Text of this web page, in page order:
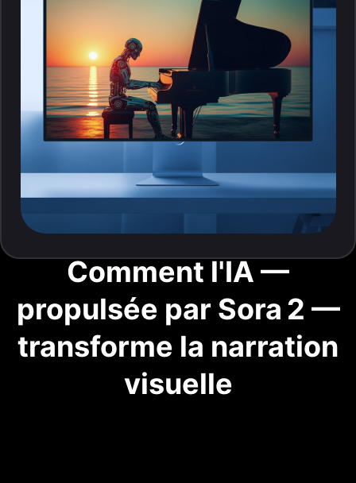
Comment l'IA —
propulsée par Sora 2 —
transforme la narration
visuelle